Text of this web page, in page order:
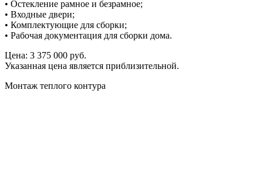
• Остекление рамное и безрамное;
• Входные двери;
• Комплектующие для сборки;
• Рабочая документация для сборки дома.
Цена: 3 375 000 руб.
Указанная цена является приблизительной.
Монтаж теплого контура